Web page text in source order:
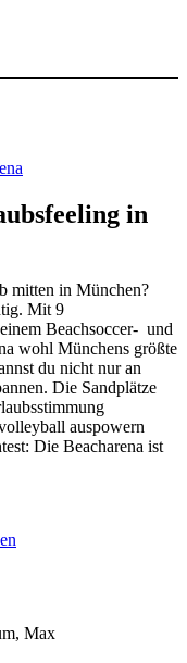
in
mitten in München?
Mit 9
Beachsoccer- und
wohl Münchens größte
du nicht nur an
Die Sandplätze
auspowern
Die Beacharena ist
Max